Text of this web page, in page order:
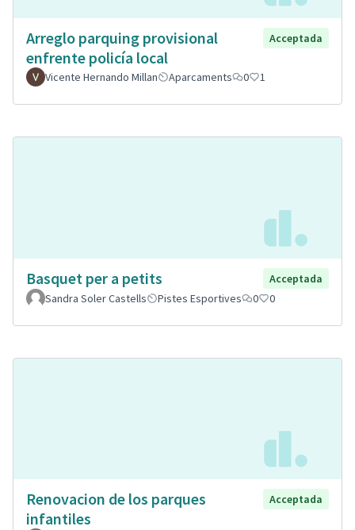
Arreglo parquing provisional
enfrente policía local
Acceptada
Vicente Hernando Millan Aparcaments 0 1
Basquet per a petits
Acceptada
Sandra Soler Castells
Pistes Esportives 0 0
Renovacion de los parques
infantiles
Acceptada